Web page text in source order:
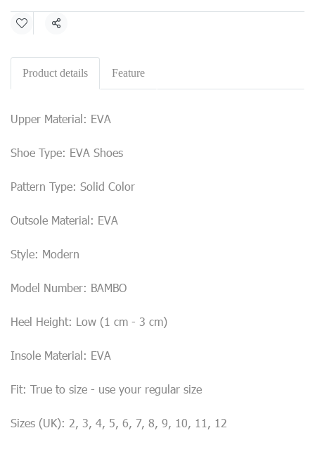
Share
Product details Feature
Upper Material: EVA
Shoe Type: EVA Shoes
Pattern Type: Solid Color
Outsole Material: EVA
Style: Modern
Model Number: BAMBO
Heel Height: Low (1 cm - 3 cm)
Insole Material: EVA
Fit: True to size - use your regular size
Sizes (UK): 2, 3, 4, 5, 6, 7, 8, 9, 10, 11, 12